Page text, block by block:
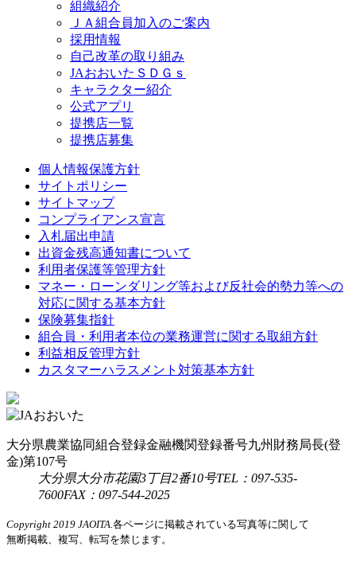
組織紹介
ＪＡ組合員加入のご案内
採用情報
自己改革の取り組み
JAおおいたＳＤＧｓ
キャラクター紹介
公式アプリ
提携店一覧
提携店募集
個人情報保護方針
サイトポリシー
サイトマップ
コンプライアンス宣言
入札届出申請
出資金残高通知書について
利用者保護等管理方針
マネー・ローンダリング等および反社会的勢力等への
対応に関する基本方針
保険募集指針
組合員・利用者本位の業務運営に関する取組方針
利益相反管理方針
カスタマーハラスメント対策基本方針
大分県農業協同組合登録金融機関登録番号九州財務局長(登
金)第107号
大分県大分市花園3丁目2番10号TEL：097-535-
7600FAX：097-544-2025
Copyright 2019 JAOITA. 各ページに掲載されている写真等に関して
無断掲載、複写、転写を禁じます。